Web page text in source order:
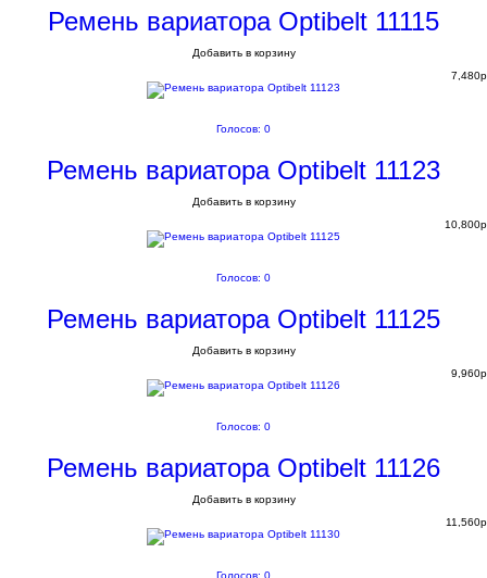
Ремень вариатора Optibelt 11115
Добавить в корзину
7,480p
Голосов: 0
Ремень вариатора Optibelt 11123
Добавить в корзину
10,800p
Голосов: 0
Ремень вариатора Optibelt 11125
Добавить в корзину
9,960p
Голосов: 0
Ремень вариатора Optibelt 11126
Добавить в корзину
11,560p